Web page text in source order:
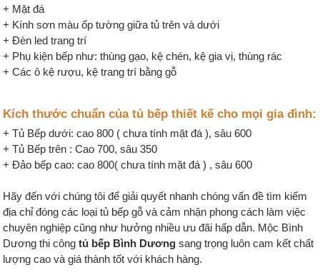
+ Mặt đá
+ Kính sơn màu ốp tường giữa tủ trên và dưới
+ Đèn led trang trí
+ Phụ kiện bếp như: thùng gạo, kệ chén, kệ gia vị, thùng rác
+ Các ô kệ rượu, kệ trang trí bằng gỗ
Kích thước chuẩn của tủ bếp thiết kế cho mọi gia đình:
+ Tủ Bếp dưới: cao 800 ( chưa tính mặt đá ), sâu 600
+ Tủ Bếp trên : Cao 700, sâu 350
+ Đảo bếp cao: cao 800( chưa tính mặt đá ) , sâu 600
Hãy đến với chúng tôi để giải quyết nhanh chóng vấn đề tìm kiếm
địa chỉ đóng các loại tủ bếp gỗ và cảm nhận phong cách làm việc
chuyên nghiệp cũng như hưởng nhiều ưu đãi hấp dẫn. Mộc Bình
Dương thi côngtủ bếp Bình Dương sang trọng luôn cam kết chất
lượng cao và giá thành tốt với khách hàng.